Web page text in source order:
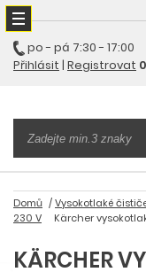
po - pá 7:30 - 17:00
Přihlásit | Registrovat
Domů Vysokotlaké
230 V
Kärcher
KÄRCHER